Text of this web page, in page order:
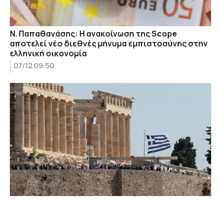
Ν. Παπαθανάσης: Η ανακοίνωση της Scope
αποτελεί νέο διεθνές μήνυμα εμπιστοσύνης στην
ελληνική οικονομία
07/12 09:50